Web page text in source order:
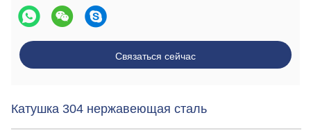
Связаться сейчас
Катушка 304 нержавеющая сталь